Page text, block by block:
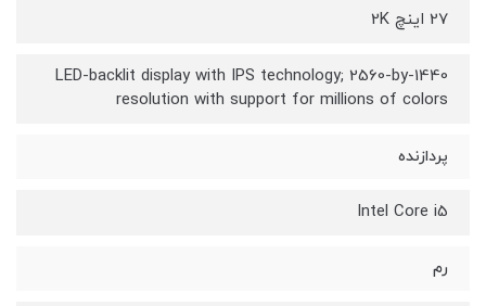
27 اینچ 2K
LED-backlit display with IPS technology; 2560-by-1440
resolution with support for millions of colors
پردازنده
Intel Core i5
رم